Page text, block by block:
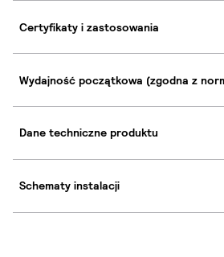
Certyfikaty i zastosowania
Wydajność początkowa (zgodna z
Dane techniczne produktu
Schematy instalacji